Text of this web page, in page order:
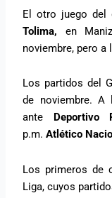
El otro juego del
Tolima, en
noviembre, pero a
Los partidos del
de noviembre. A
ante Deportivo
p.m.Atlético
Los primeros de
Liga, cuyos